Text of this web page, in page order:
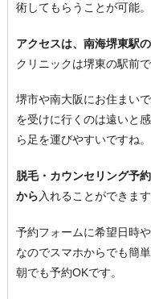
術してもらうことが可能。
アクセスは、南海堺東駅
クリニックは堺東の駅前で
堺市や南大阪にお住まい
を受けに行くのは遠いと
ら足を運びやすいですね。
脱毛・カウンセリング予
から 入れることができます
予約フォームに希望日時
なのでスマホからでも簡
朝でも予約OKです。